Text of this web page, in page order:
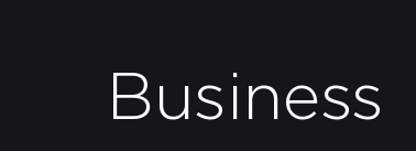
Business